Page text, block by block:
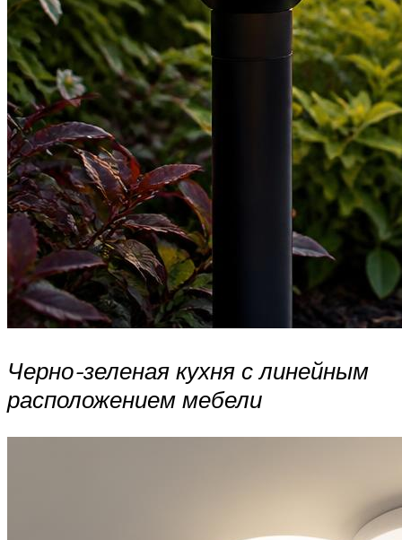
Черно-зеленая кухня с линейным
расположением мебели